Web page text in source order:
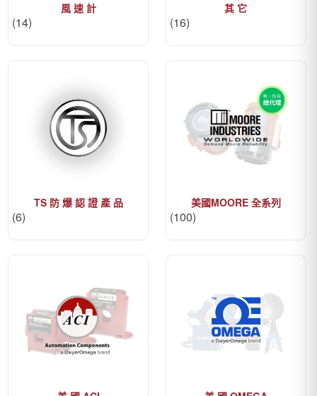
風 速 計
(14)
其 它
(16)
TS 防 爆 認 證 產 品
(6)
美國MOORE 全系列
(100)